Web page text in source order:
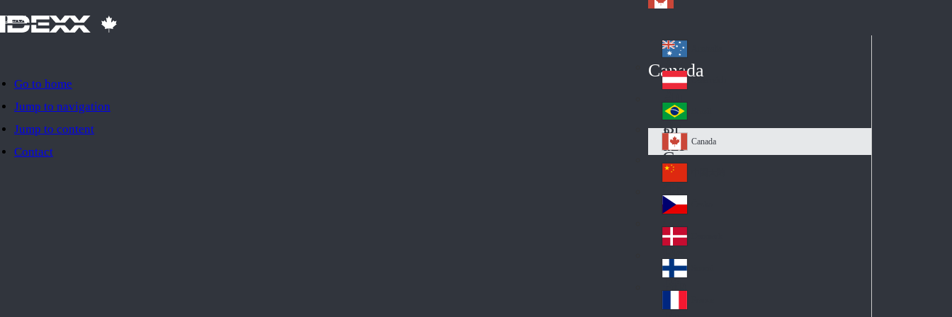
Go to home
Jump to navigation
Jump to content
Contact
IDEXX
Canada
Au
str
ali
a
Au
stri
a
Br
azi
l
Ca
na
da
Canada
Ch
ina
Cz
ec
h
De
nm
ark
Fin